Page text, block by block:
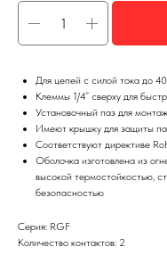
Для цепей с силой тока до
Клеммы 1/4” сверху для
Установочный паз для
Имеют крышку для защиты
Соответствуют директиве
Оболочка изготовлена из
высокой термостойкостью,
безопасностью
Серия: RGF
Количество контактов: 2